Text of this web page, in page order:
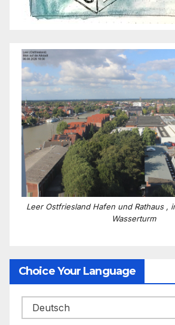
Leer Ostfriesland Hafen und Rathaus ,
Wasserturm
Choice Your Language